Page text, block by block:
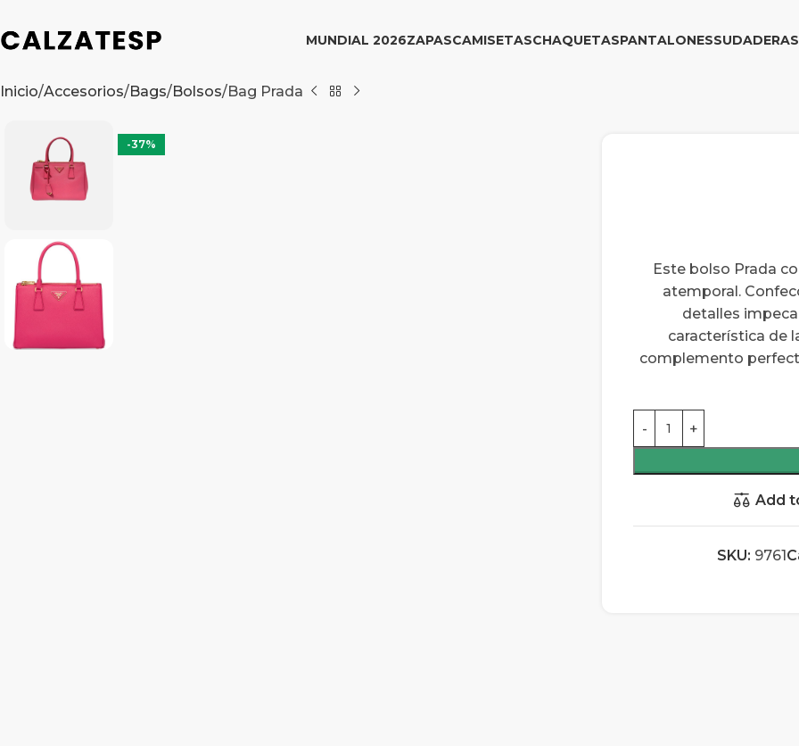
MUNDIAL 2026ZAPASCAMISETASCHAQUETASPANTALONESSUDADERAS
Inicio Accesorios Bags Bolsos Bag Prada
-37%
Este bolso Prada
atemporal.
detalles
característica de
complemento
Add
SKU: 9761